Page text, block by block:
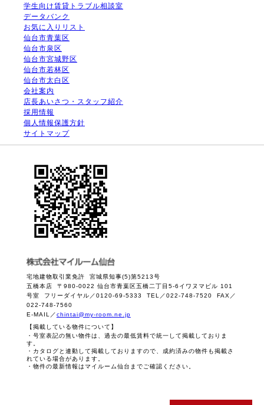
学生向け賃貸トラブル相談室
データバンク
お気に入りリスト
仙台市青葉区
仙台市泉区
仙台市宮城野区
仙台市若林区
仙台市太白区
会社案内
店長あいさつ・スタッフ紹介
採用情報
個人情報保護方針
サイトマップ
宅地建物取引業免許 宮城県知事(5)第5213号
五橋本店 〒980-0022 仙台市青葉区五橋二丁目5-6イワヌマビル 101
号室 フリーダイヤル／0120-69-5333 TEL／022-748-7520 FAX／
022-748-7560
E-MAIL／chintai@my-room.ne.jp
【掲載している物件について】
・号室表記の無い物件は、過去の最低賃料で統一して掲載しておりま
す。
・カタログと連動して掲載しておりますので、成約済みの物件も掲載さ
れている場合があります。
・物件の最新情報はマイルーム仙台までご確認ください。